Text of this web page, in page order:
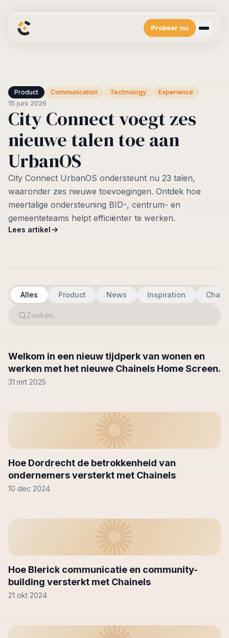
Probeer nu
Integraties
Verbind met je favoriete tools
Blog
Het laatste van City Connect
Developers
API en meer
Bedrijf
Het verhaal
Inloggen
Product Communication Technology Experience
15 juni 2026
City Connect voegt zes
nieuwe talen toe aan
UrbanOS
City Connect UrbanOS ondersteunt nu 23 talen,
waaronder zes nieuwe toevoegingen. Ontdek hoe
meertalige ondersteuning BID-, centrum- en
gemeenteteams helpt efficiënter te werken.
Lees artikel
Alles Product News Inspiration
Zoeken...
Welkom in een nieuw tijdperk van wonen en
werken met het nieuwe Chainels Home Screen.
31 mrt 2025
Hoe Dordrecht de betrokkenheid van
ondernemers versterkt met Chainels
10 dec 2024
Hoe Blerick communicatie en community-
building versterkt met Chainels
21 okt 2024